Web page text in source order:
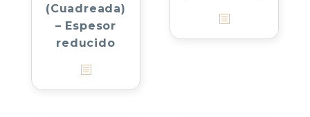
(Cuadreada)
– Espesor
reducido